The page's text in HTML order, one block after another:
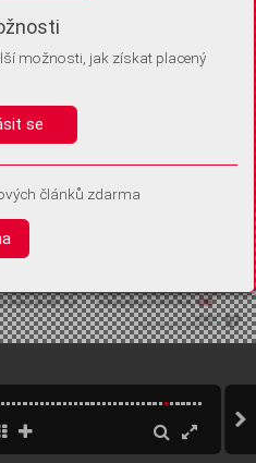
do vašeho zařízení, abychom se
je kdykoli později upravit ve Správě
možnosti, jak získat placený
se
článků zdarma